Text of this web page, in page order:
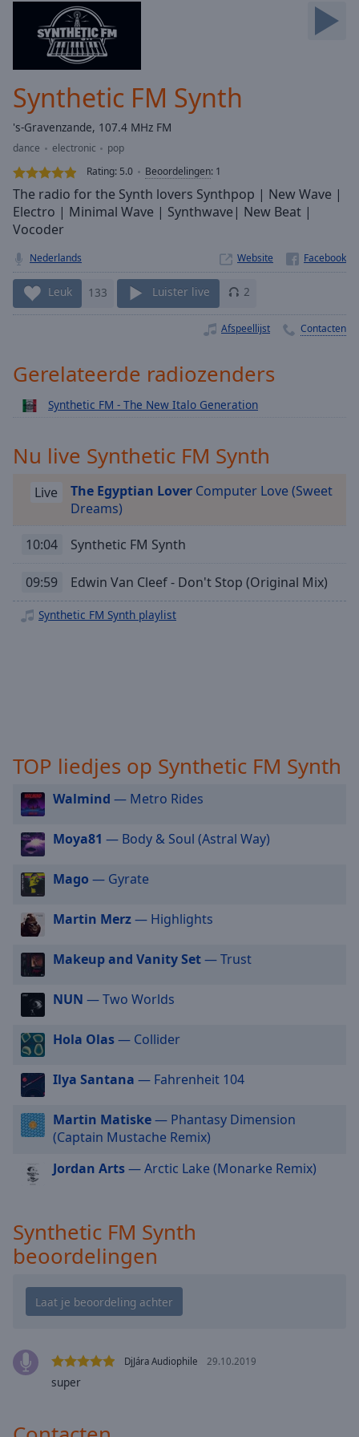
Forward
Duration
Loaded:
0.00%
Stream
Type
LIVE
Seek to
live,
currently
live
LIVE
Remaining
Time-
Rate
Chapters
Descriptions
descriptions
subtitles
settings,
opens
Audio
Track
Picture-
in-
Picture
Fullscreen
modal
window.
Beginning
dialog
Escape
cancel
and
close
Opacity
Background
Opacity
Caption
Synthetic FM Synth
's-Gravenzande, 107.4 MHz FM
dance electronic
pop
Rating: 5.0 Beoordelingen: 1
The radio for the Synth lovers Synthpop | New Wave |
Electro | Minimal Wave | Synthwave| New Beat |
Vocoder
Nederlands Website
Leuk 133 Luister live 2
Afspeellijst Contacten
Gerelateerde radiozenders
Synthetic FM - The New Italo Generation
Nu live Synthetic FM Synth
Live The Egyptian Lover Computer Love (Sweet
Dreams)
10:04 Synthetic FM Synth
09:59 Edwin Van Cleef - Don't Stop (Original Mix)
Synthetic FM Synth playlist
TOP liedjes op Synthetic FM Synth
Walmind — Metro Rides
Moya81 — Body & Soul (Astral Way)
Mago — Gyrate
Martin Merz— Highlights
Makeup and Vanity Set— Trust
NUN — Two Worlds
Hola Olas— Collider
Ilya Santana — Fahrenheit 104
Martin Matiske— Phantasy Dimension
(Captain Mustache Remix)
Jordan Arts— Arctic Lake (Monarke Remix)
Synthetic FM Synth
beoordelingen
DjJára Audiophile 29.10.2019
super